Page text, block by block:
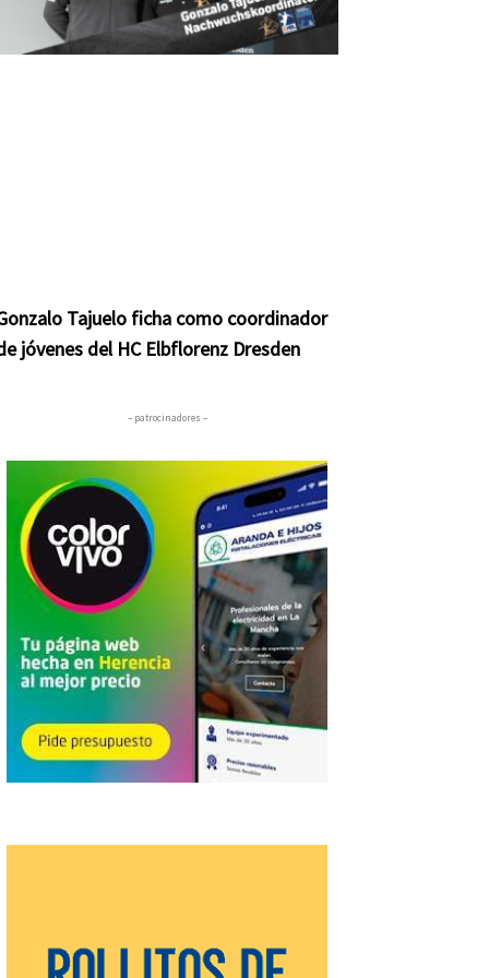
Tajuelo ficha como coordinador
jóvenes del HC Elbflorenz Dresden
– patrocinadores –